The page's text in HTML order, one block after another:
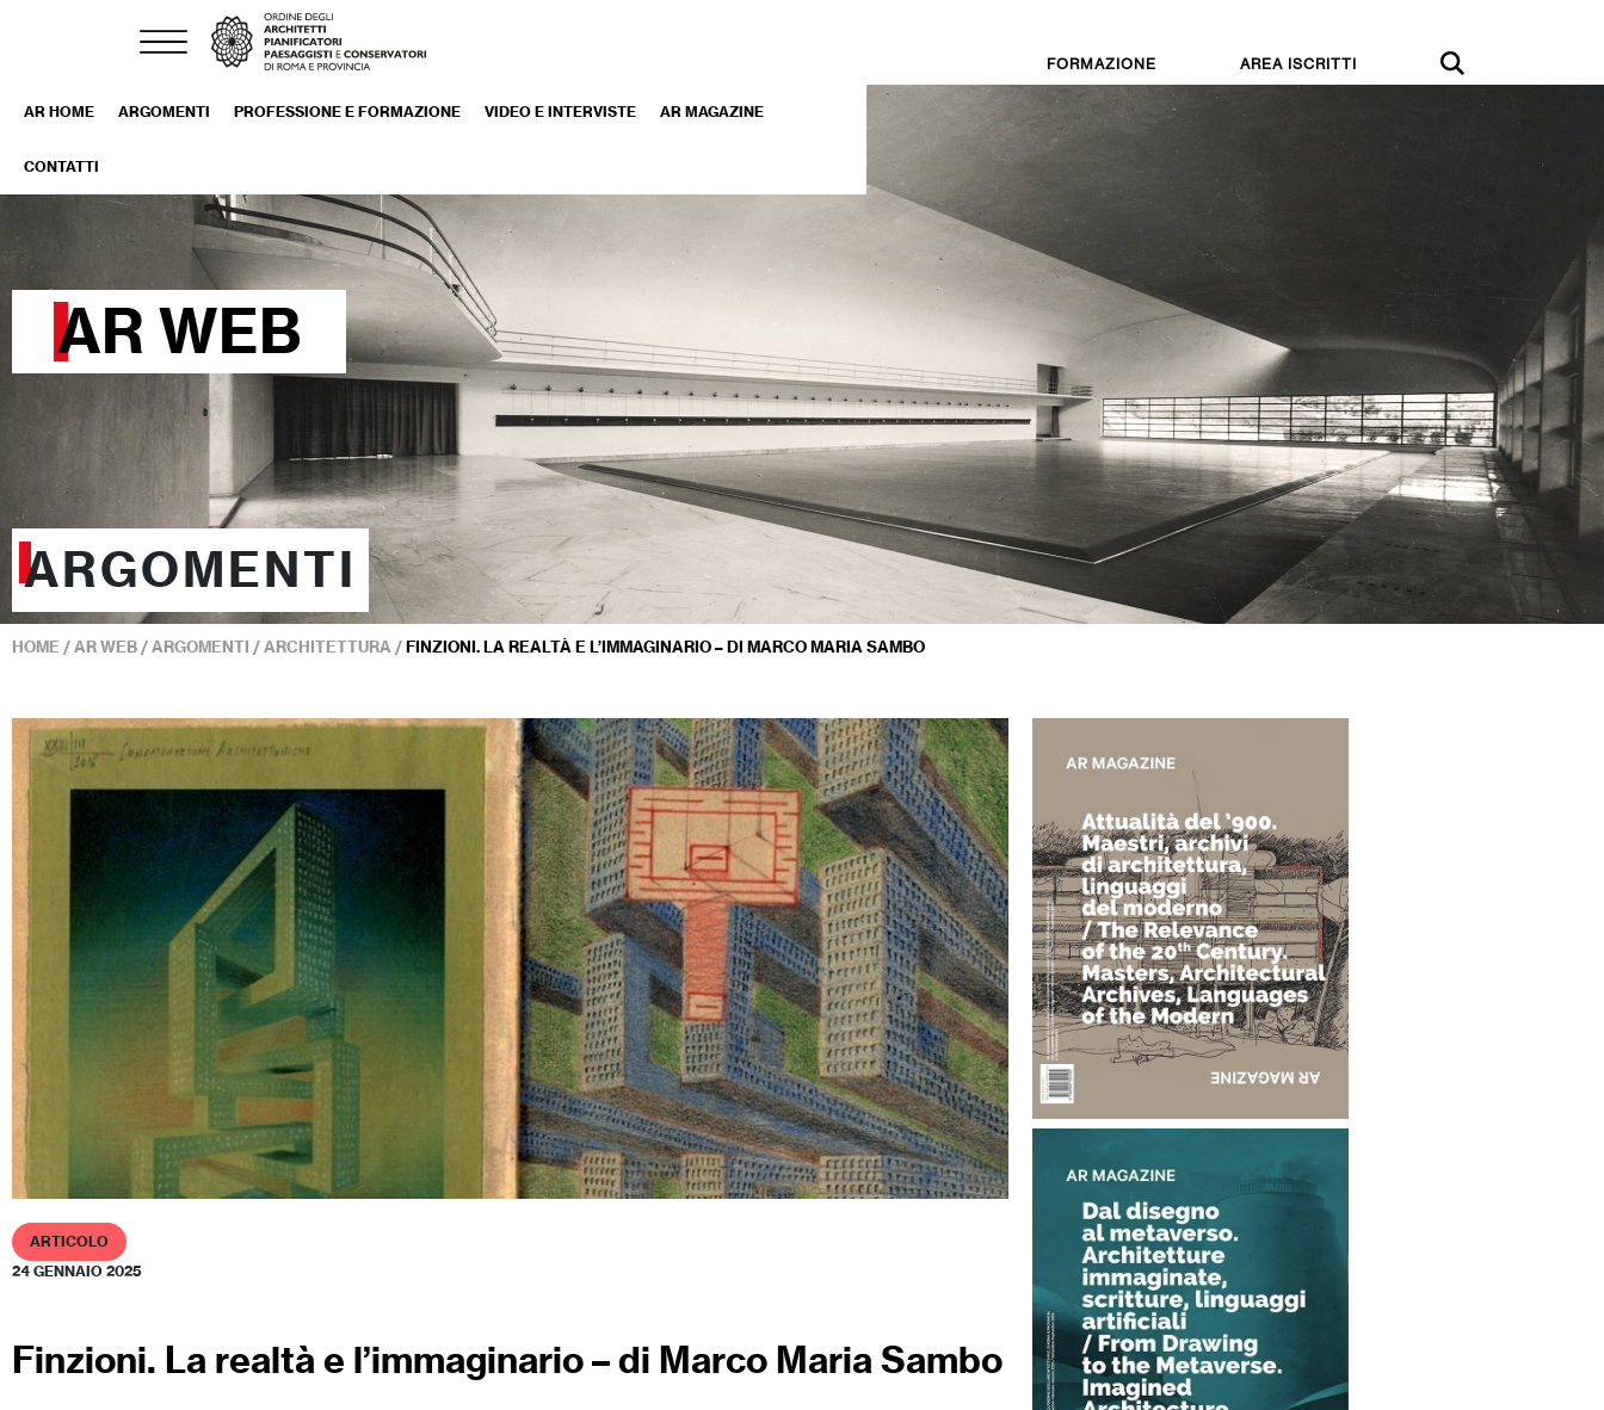
FORMAZIONE AREA ISCRITTI
AR HOME ARGOMENTI PROFESSIONE E FORMAZIONE VIDEO E INTERVISTE AR MAGAZINE
CONTATTI
AR WEB
ARGOMENTI
HOME /AR WEB /ARGOMENTI /ARCHITETTURA /FINZIONI. LA REALTÀ E L’IMMAGINARIO – DI MARCO MARIA SAMBO
ARTICOLO
24 GENNAIO 2025
Finzioni. La realtà e l’immaginario – di Marco Maria Sambo